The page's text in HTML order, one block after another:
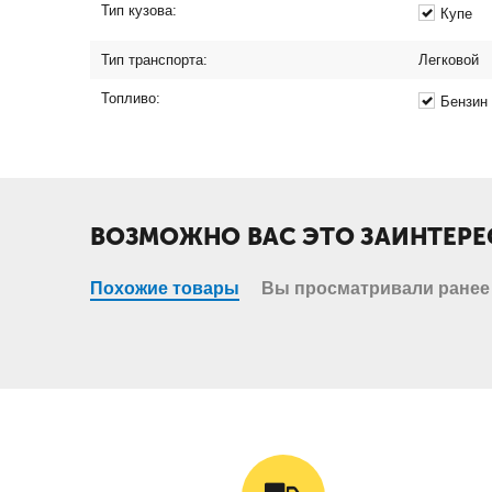
Тип кузова: Купе
Тип транспорта: Легковой
Топливо: Бензин
ВОЗМОЖНО ВАС ЭТО
Похожие товары Вы просматривали ранее